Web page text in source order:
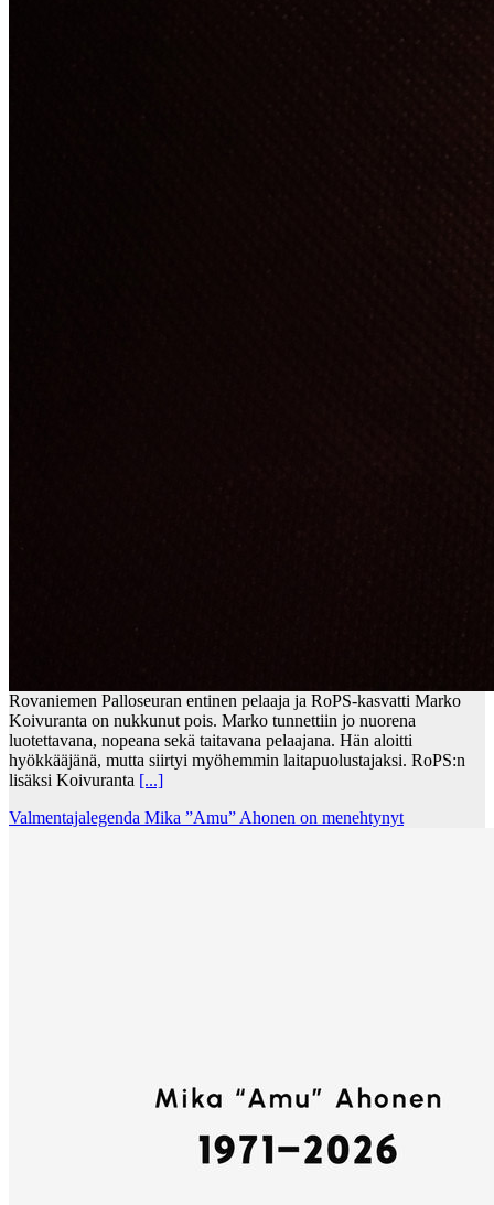
Rovaniemen Palloseuran entinen pelaaja ja RoPS-kasvatti Marko
Koivuranta on nukkunut pois. Marko tunnettiin jo nuorena
luotettavana, nopeana sekä taitavana pelaajana. Hän aloitti
hyökkääjänä, mutta siirtyi myöhemmin laitapuolustajaksi. RoPS:n
lisäksi Koivuranta [...]
Valmentajalegenda Mika ”Amu” Ahonen on menehtynyt